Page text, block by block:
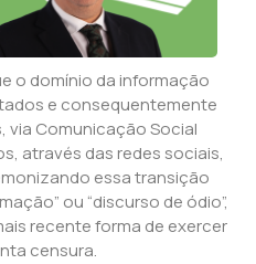
o domínio da informação
e consequentemente
via Comunicação Social
através das redes sociais,
essa transição
ou “discurso de ódio”,
recente forma de exercer
censura.